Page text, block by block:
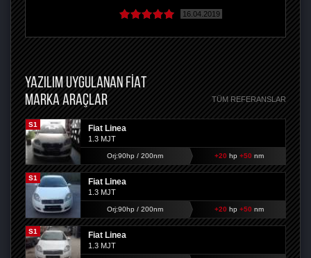
16.04.2019
YAZILIM UYGULANAN FIAT
MARKA ARAÇLAR
TÜM REFERANSLAR
S1 Fiat Linea
1.3 MJT
Orj:90hp / 200nm +20 hp +50 nm
S1 Fiat Linea
1.3 MJT
Orj:90hp / 200nm +20 hp +50 nm
S1 Fiat Linea
1.3 MJT